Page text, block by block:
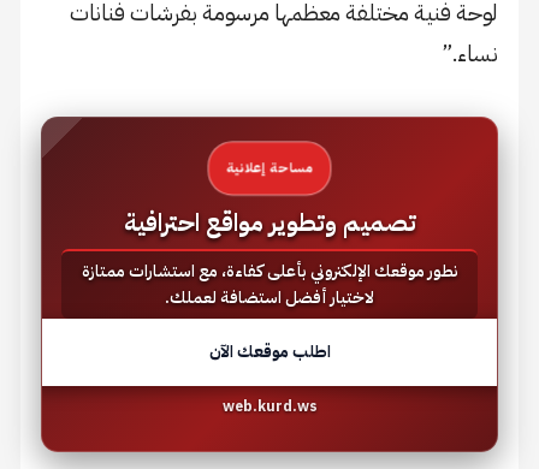
لوحة فنية مختلفة معظمها مرسومة بفرشات فنانات
نساء.”
مساحة إعلانية
تصميم وتطوير مواقع احترافية
نطور موقعك الإلكتروني بأعلى كفاءة، مع استشارات ممتازة
لاختيار أفضل استضافة لعملك.
اطلب موقعك الآن
web.kurd.ws